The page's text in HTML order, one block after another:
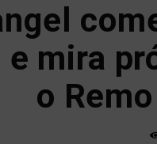
e mira
o